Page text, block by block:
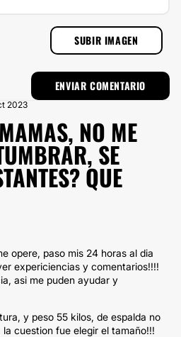
SUBIR IMAGEN
2023
NO ME
SE
QUE
opere, paso mis 24 horas al dia
expericiencias y comentarios!!!!
asi me puden ayudar y
y peso 55 kilos, de espalda no
cuestion fue elegir el tamaño!!!